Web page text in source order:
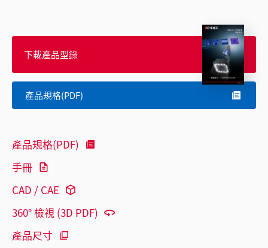
下載產品型錄
產品規格(PDF)
產品規格(PDF)
手冊
CAD / CAE
360° 檢視 (3D PDF)
產品尺寸